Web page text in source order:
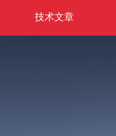
技术文章